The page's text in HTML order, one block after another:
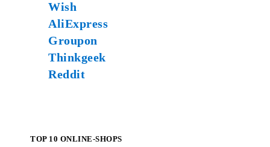
Wish
AliExpress
Groupon
Thinkgeek
Reddit
TOP 10 ONLINE-SHOPS